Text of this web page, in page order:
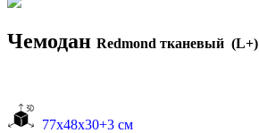
Чемодан Redmond тканевый (L+)
77x48x30+3 см